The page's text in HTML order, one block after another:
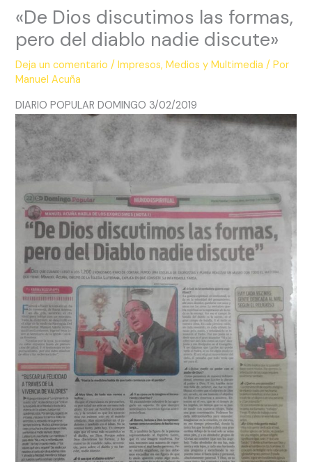
«De Dios discutimos las formas,
pero del diablo nadie discute»
Deja un comentario /Impresos,Medios y Multimedia / Por
Manuel Acuña
DIARIO POPULAR DOMINGO 3/02/2019